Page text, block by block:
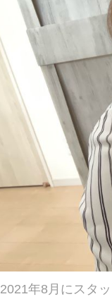
2021年8月にスタ